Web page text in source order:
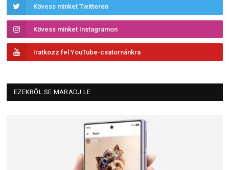
Kövess minket Twitteren
Kövess minket Instagramon
Iratkozz fel YouTube-csatornánkra
EZEKRŐL SE MARADJ LE